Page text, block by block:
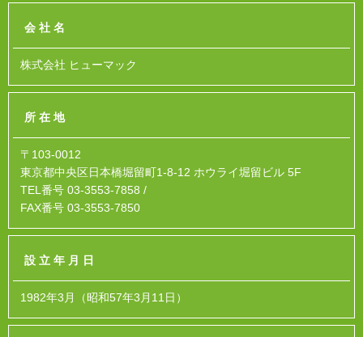
会社名
株式会社 ヒューマック
所在地
〒103-0012
東京都中央区日本橋堀留町1-8-12 ホウライ堀留ビル 5F
TEL番号 03-3553-7858 /
FAX番号 03-3553-7850
設立年月日
1982年3月（昭和57年3月11日）